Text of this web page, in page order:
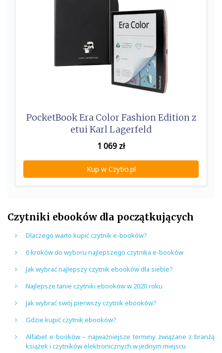
PocketBook Era Color Fashion Edition z
etui Karl Lagerfeld
1 069 zł
Kup w Czytio.pl
Czytniki ebooków dla początkujących
Dlaczego warto kupić czytnik e-booków?
6 kroków do wyboru najlepszego czytnika e-booków
Jak wybrać najlepszy czytnik ebooków dla siebie?
Najlepsze tanie czytniki ebooków w 2020 roku
Jak wybrać swój pierwszy czytnik ebooków?
Gdzie kupić czytnik ebooków?
Alfabet e-booków – najważniejsze terminy związane z branżą
książek i czytników elektronicznych w jednym miejscu